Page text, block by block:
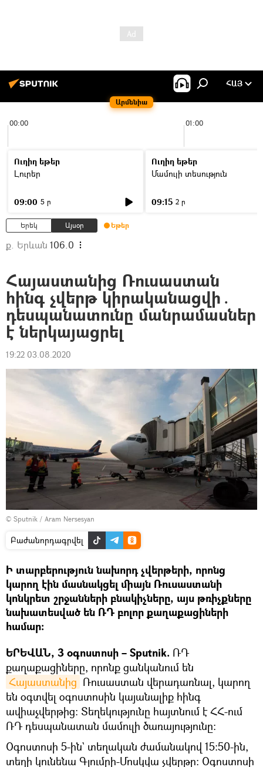
Արմենիա
ՀԱՅ
00:00 01:00
Ուղիղ եթեր
Լուրեր
09:00 5 ր
Ուղիղ եթեր
Մամուլի տեսություն
09:15 2 ր
Երեկ Այսօր Եթեր
ք. Երևան 106.0
Հայաստանից Ռուսաստան
հինգ չվերթ կիրականացվի․
դեսպանատունը մանրամասներ
է ներկայացրել
19:22 03.08.2020
© Sputnik / Aram Nersesyan
Բաժանորդագրվել
Ի տարբերություն նախորդ չվերթերի, որոնց
կարող էին մասնակցել միայն Ռուսաստանի
կոնկրետ շրջանների բնակիչները, այս թռիչքները
նախատեսված են ՌԴ բոլոր քաղաքացիների
համար։
ԵՐԵՎԱՆ, 3 օգոստոսի – Sputnik. ՌԴ
քաղաքացիները, որոնք ցանկանում են
Հայաստանից Ռուսաստան վերադառնալ, կարող
են օգտվել օգոստոսին կայանալիք հինգ
ավիաչվերթից։ Տեղեկությունը հայտնում է ՀՀ-ում
ՌԴ դեսպանատան մամուլի ծառայությունը։
Օգոստոսի 5-ին` տեղական ժամանակով 15:50-ին,
տեղի կունենա Գյումրի-Մոսկվա չվերթը։ Օգոստոսի